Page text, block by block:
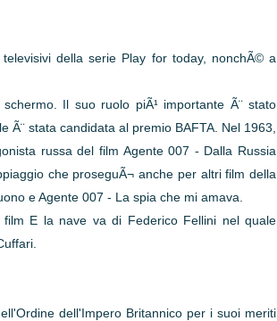
della serie Play for today, nonchÃ© a
Il suo ruolo piÃ¹ importante Ã¨ stato
stata candidata al premio BAFTA. Nel 1963,
russa del film Agente 007 - Dalla Russia
che proseguÃ¬ anche per altri film della
e Agente 007 - La spia che mi amava.
E la nave va di Federico Fellini nel quale
dell'Impero Britannico per i suoi meriti